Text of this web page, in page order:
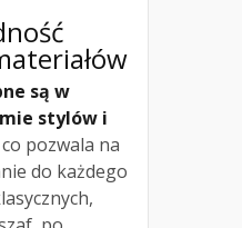
są w
stylów i
co pozwala na
do każdego